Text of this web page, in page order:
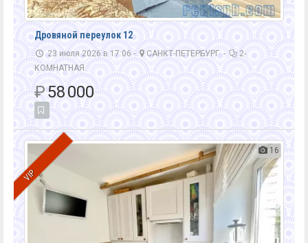
Дровяной переулок 12
23 июля 2026 в 17:06 - САНКТ-ПЕТЕРБУРГ -
2-
КОМНАТНАЯ
₽58 000
VIP
16